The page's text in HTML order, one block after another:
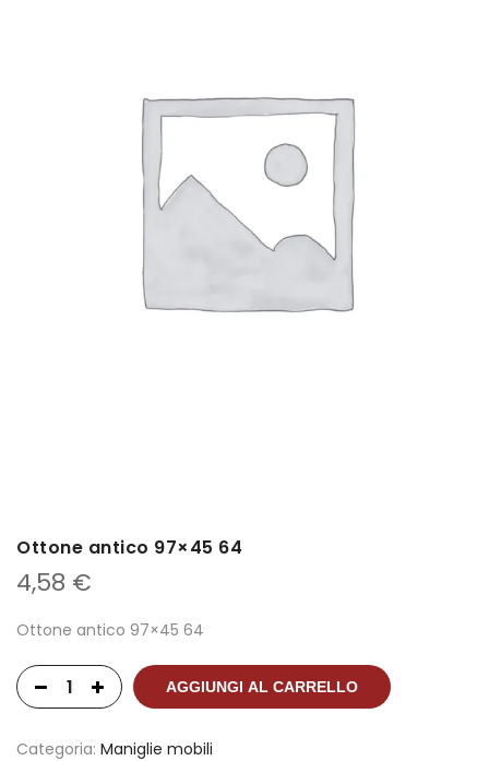
Ottone antico 97×45 64
4,58 €
Ottone antico 97×45 64
AGGIUNGI AL CARRELLO
Categoria: Maniglie mobili